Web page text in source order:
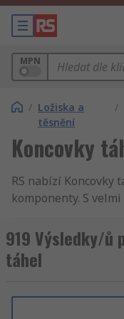
MPN
/ Ložiska a
těsnění
/
Koncovky
RS nabízí Koncovky
komponenty. S
není žádné
známí jako jeden z
produktů. U nás
jsou vždy v souladu
919 Výsledky/ů
táhel